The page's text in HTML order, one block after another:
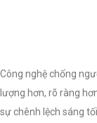
Full HD, hỗ trợ xoay
chất lượng 1MP, có
🔖4:Camera Dahua
2MP, hỗ trợ các tính
Công nghệ chống
lượng hơn, rõ ràng
sự chênh lệch sáng